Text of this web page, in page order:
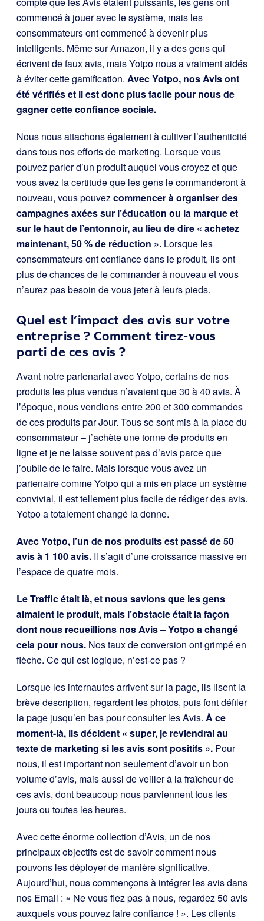
commencé à jouer avec le système, mais les
consommateurs ont commencé à devenir plus
intelligents. Même sur Amazon, il y a des gens qui
écrivent de faux avis, mais Yotpo nous a vraiment aidés
à éviter cette gamification. Avec Yotpo, nos Avis ont
été vérifiés et il est donc plus facile pour nous de
gagner cette confiance sociale.
Nous nous attachons également à cultiver l’authenticité
dans tous nos efforts de marketing. Lorsque vous
pouvez parler d’un produit auquel vous croyez et que
vous avez la certitude que les gens le commanderont à
nouveau, vous pouvezcommencer à organiser des
campagnes axées sur l’éducation ou la marque et
sur le haut de l’entonnoir, au lieu de dire « achetez
maintenant, 50 % de réduction ». Lorsque les
consommateurs ont confiance dans le produit, ils ont
plus de chances de le commander à nouveau et vous
n’aurez pas besoin de vous jeter à leurs pieds.
Quel est l’impact des avis sur votre
entreprise ? Comment tirez-vous
parti de ces avis ?
Avant notre partenariat avec Yotpo, certains de nos
produits les plus vendus n’avaient que 30 à 40 avis. À
l’époque, nous vendions entre 200 et 300 commandes
de ces produits par Jour. Tous se sont mis à la place du
consommateur – j’achète une tonne de produits en
ligne et je ne laisse souvent pas d’avis parce que
j’oublie de le faire. Mais lorsque vous avez un
partenaire comme Yotpo qui a mis en place un système
convivial, il est tellement plus facile de rédiger des avis.
Yotpo a totalement changé la donne.
Avec Yotpo, l’un de nos produits est passé de 50
avis à 1 100 avis. Il s’agit d’une croissance massive en
l’espace de quatre mois.
Le Traffic était là, et nous savions que les gens
aimaient le produit, mais l’obstacle était la façon
dont nous recueillions nos Avis – Yotpo a changé
cela pour nous. Nos taux de conversion ont grimpé en
flèche. Ce qui est logique, n’est-ce pas ?
Lorsque les internautes arrivent sur la page, ils lisent la
brève description, regardent les photos, puis font défiler
la page jusqu’en bas pour consulter les Avis. À ce
moment-là, ils décident « super, je reviendrai au
texte de marketing si les avis sont positifs ». Pour
nous, il est important non seulement d’avoir un bon
volume d’avis, mais aussi de veiller à la fraîcheur de
ces avis, dont beaucoup nous parviennent tous les
jours ou toutes les heures.
Avec cette énorme collection d’Avis, un de nos
principaux objectifs est de savoir comment nous
pouvons les déployer de manière significative.
Aujourd’hui, nous commençons à intégrer les avis dans
nos Email : « Ne vous fiez pas à nous, regardez 50 avis
auxquels vous pouvez faire confiance ! ». Les clients